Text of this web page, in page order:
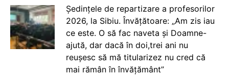
Ședințele de repartizare a profesorilor
2026, la Sibiu. Învățătoare: „Am zis iau
ce este. O să fac naveta și Doamne-
ajută, dar dacă în doi,trei ani nu
reușesc să mă titularizez nu cred că
mai rămân în învățământ”